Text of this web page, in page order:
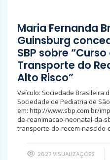
Maria Fernanda
Guinsburg
SBP sobre
Transporte do
Alto Risco”
Veículo: Sociedade Brasileira
Sociedade de Pediatria de
em: http://www.sbp.com.br/
de-reanimacao-neonatal-da-
transporte-do-recem-nascido-
2627 VISUALIZAÇÕES